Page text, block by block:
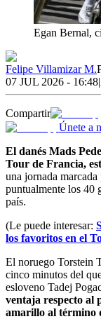
Egan Bernal,
Felipe Villamizar M.
07 JUL 2026 - 16:48|
Compartir
Únete a
El danés Mads
Tour de Francia,
una jornada
puntualmente los 40
país.
(Le puede interesar:
los favoritos en el
El noruego Torstein
cinco minutos del
esloveno Tadej
ventaja respecto al
amarillo al término